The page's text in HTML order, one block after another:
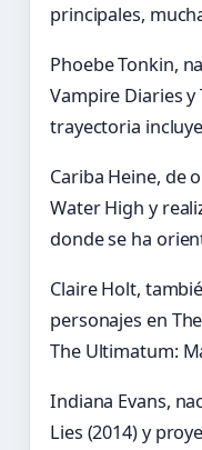
principales,
Phoebe Tonkin,
Vampire Diaries
trayectoria
Cariba Heine, de
Water High y
donde se ha
Claire Holt,
personajes en
The Ultimatum:
Indiana Evans,
Lies (2014) y